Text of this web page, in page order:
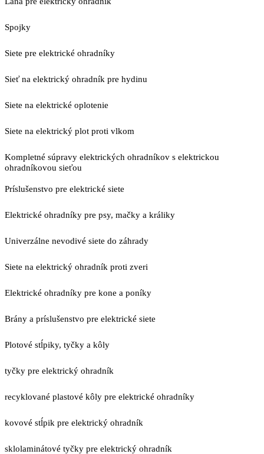
Spojky
Siete pre elektrické ohradníky
Sieť na elektrický ohradník pre hydinu
Siete na elektrické oplotenie
Siete na elektrický plot proti vlkom
Kompletné súpravy elektrických ohradníkov s elektrickou
ohradníkovou sieťou
Príslušenstvo pre elektrické siete
Elektrické ohradníky pre psy, mačky a králiky
Univerzálne nevodivé siete do záhrady
Siete na elektrický ohradník proti zveri
Elektrické ohradníky pre kone a poníky
Brány a príslušenstvo pre elektrické siete
Plotové stĺpiky, tyčky a kôly
tyčky pre elektrický ohradník
recyklované plastové kôly pre elektrické ohradníky
kovové stĺpik pre elektrický ohradník
sklolaminátové tyčky pre elektrický ohradník